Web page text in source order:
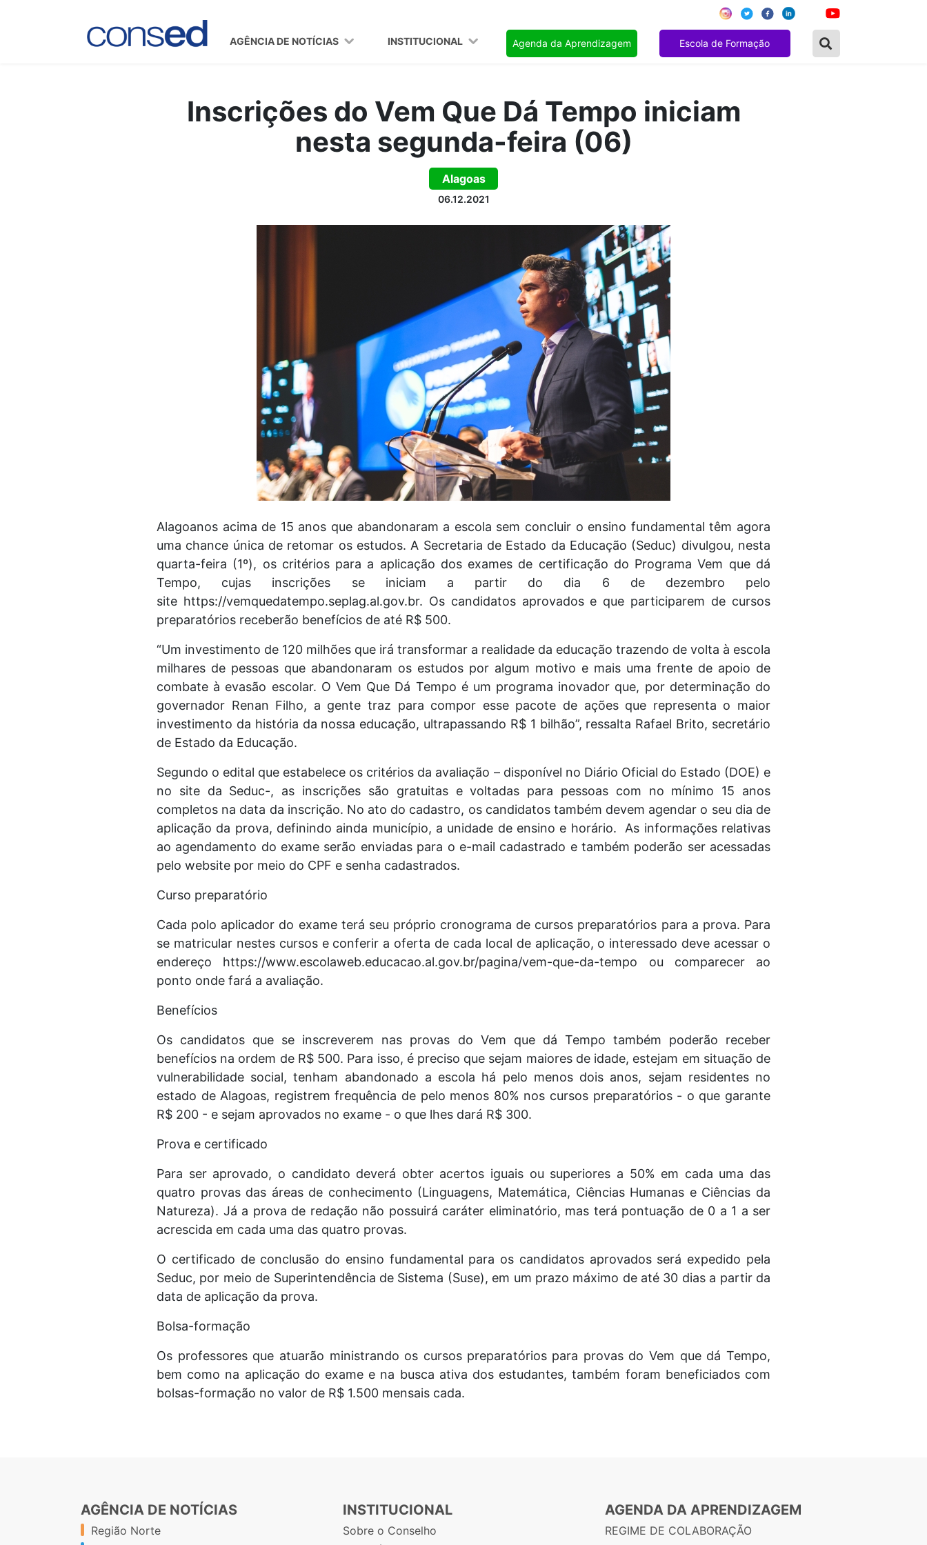
AGÊNCIA DE NOTÍCIAS INSTITUCIONAL Agenda da Aprendizagem Escola de Formação
Inscrições do Vem Que Dá Tempo iniciam
nesta segunda-feira (06)
Alagoas
06.12.2021
Alagoanos acima de 15 anos que abandonaram a escola sem concluir o ensino fundamental têm agora
uma chance única de retomar os estudos. A Secretaria de Estado da Educação (Seduc) divulgou, nesta
quarta-feira (1º), os critérios para a aplicação dos exames de certificação do Programa Vem que dá
Tempo, cujas inscrições se iniciam a partir do dia 6 de dezembro pelo
site https://vemquedatempo.seplag.al.gov.br. Os candidatos aprovados e que participarem de cursos
preparatórios receberão benefícios de até R$ 500.
“Um investimento de 120 milhões que irá transformar a realidade da educação trazendo de volta à escola
milhares de pessoas que abandonaram os estudos por algum motivo e mais uma frente de apoio de
combate à evasão escolar. O Vem Que Dá Tempo é um programa inovador que, por determinação do
governador Renan Filho, a gente traz para compor esse pacote de ações que representa o maior
investimento da história da nossa educação, ultrapassando R$ 1 bilhão”, ressalta Rafael Brito, secretário
de Estado da Educação.
Segundo o edital que estabelece os critérios da avaliação – disponível no Diário Oficial do Estado (DOE) e
no site da Seduc-, as inscrições são gratuitas e voltadas para pessoas com no mínimo 15 anos
completos na data da inscrição. No ato do cadastro, os candidatos também devem agendar o seu dia de
aplicação da prova, definindo ainda município, a unidade de ensino e horário. As informações relativas
ao agendamento do exame serão enviadas para o e-mail cadastrado e também poderão ser acessadas
pelo website por meio do CPF e senha cadastrados.
Curso preparatório
Cada polo aplicador do exame terá seu próprio cronograma de cursos preparatórios para a prova. Para
se matricular nestes cursos e conferir a oferta de cada local de aplicação, o interessado deve acessar o
endereço https://www.escolaweb.educacao.al.gov.br/pagina/vem-que-da-tempo ou comparecer ao
ponto onde fará a avaliação.
Benefícios
Os candidatos que se inscreverem nas provas do Vem que dá Tempo também poderão receber
benefícios na ordem de R$ 500. Para isso, é preciso que sejam maiores de idade, estejam em situação de
vulnerabilidade social, tenham abandonado a escola há pelo menos dois anos, sejam residentes no
estado de Alagoas, registrem frequência de pelo menos 80% nos cursos preparatórios - o que garante
R$ 200 - e sejam aprovados no exame - o que lhes dará R$ 300.
Prova e certificado
Para ser aprovado, o candidato deverá obter acertos iguais ou superiores a 50% em cada uma das
quatro provas das áreas de conhecimento (Linguagens, Matemática, Ciências Humanas e Ciências da
Natureza). Já a prova de redação não possuirá caráter eliminatório, mas terá pontuação de 0 a 1 a ser
acrescida em cada uma das quatro provas.
O certificado de conclusão do ensino fundamental para os candidatos aprovados será expedido pela
Seduc, por meio de Superintendência de Sistema (Suse), em um prazo máximo de até 30 dias a partir da
data de aplicação da prova.
Bolsa-formação
Os professores que atuarão ministrando os cursos preparatórios para provas do Vem que dá Tempo,
bem como na aplicação do exame e na busca ativa dos estudantes, também foram beneficiados com
bolsas-formação no valor de R$ 1.500 mensais cada.
AGÊNCIA DE NOTÍCIAS
Região Norte
INSTITUCIONAL
Sobre o Conselho
AGENDA DA APRENDIZAGEM
REGIME DE COLABORAÇÃO